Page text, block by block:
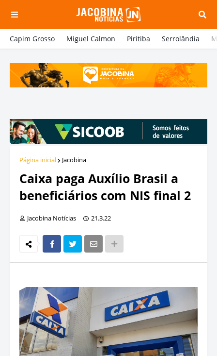
Capim Grosso Miguel Calmon Piritiba Serrolândia
Página inicial Jacobina
Caixa paga Auxílio Brasil a
beneficiários com NIS final 2
Jacobina Notícias 21.3.22